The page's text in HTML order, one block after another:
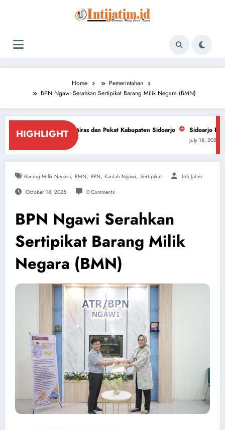
Home
Pemerintahan
BPN Ngawi Serahkan Sertipikat Barang Milik Negara (BMN)
HIGHLIGHT
Miras dan Pekat Kabupaten Sidoarjo Sidoarjo Darurat Miras dan
Barang Milik Negara, BMN, BPN, Kantah Ngawi, Sertipikat Inti Jatim
October 18, 2025 0 Comments
BPN Ngawi Serahkan
Sertipikat Barang Milik
Negara (BMN)